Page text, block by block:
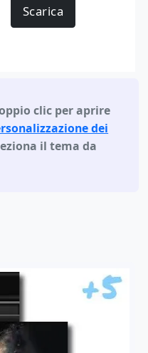
Scarica
clic per aprire
dei
il tema da